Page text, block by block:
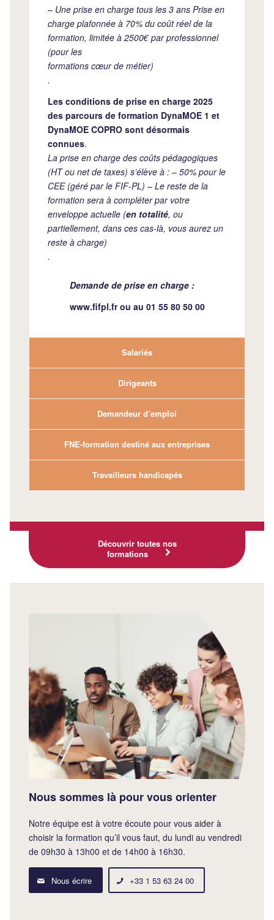
– Une prise en charge tous les 3 ans Prise en
charge plafonnée à 70% du coût réel de la
formation, limitée à 2500€ par professionnel
(pour les
formations cœur de métier)
.
Les conditions de prise en charge 2025
des parcours de formation DynaMOE 1 et
DynaMOE COPRO sont désormais
connues.
La prise en charge des coûts pédagogiques
(HT ou net de taxes) s’élève à : – 50% pour le
CEE (géré par le FIF-PL) – Le reste de la
formation sera à compléter par votre
enveloppe actuelle (en totalité, ou
partiellement, dans ces cas-là, vous aurez un
reste à charge)
.
Demande de prise en charge :
www.fifpl.frou au 01 55 80 50 00
Salariés
Dirigeants
Demandeur d’emploi
FNE-formation destiné aux entreprises
Travailleurs handicapés
Découvrir toutes nos
formations
Nous sommes là pour vous orienter
Notre équipe est à votre écoute pour vous aider à
choisir la formation qu’il vous faut, du lundi au vendredi
de 09h30 à 13h00 et de 14h00 à 16h30.
Nous écrire +33 1 53 63 24 00